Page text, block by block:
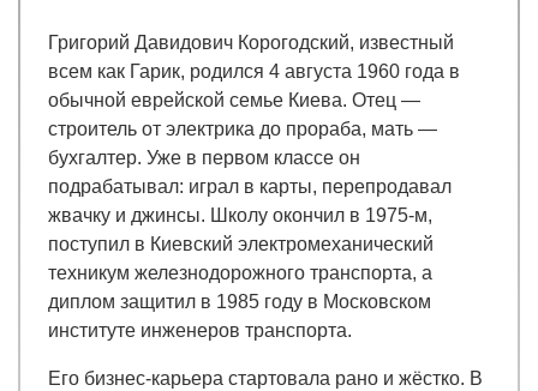
Григорий Давидович Корогодский, известный
всем как Гарик, родился 4 августа 1960 года в
обычной еврейской семье Киева. Отец —
строитель от электрика до прораба, мать —
бухгалтер. Уже в первом классе он
подрабатывал: играл в карты, перепродавал
жвачку и джинсы. Школу окончил в 1975-м,
поступил в Киевский электромеханический
техникум железнодорожного транспорта, а
диплом защитил в 1985 году в Московском
институте инженеров транспорта.
Его бизнес-карьера стартовала рано и жёстко. В